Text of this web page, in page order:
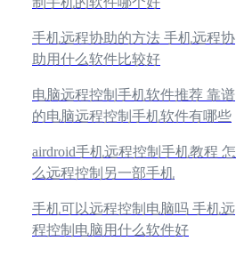
手机远程协助的方法 手机远程协
助用什么软件比较好
电脑远程控制手机软件推荐 靠谱
的电脑远程控制手机软件有哪些
airdroid手机远程控制手机教程 怎
么远程控制另一部手机
手机可以远程控制电脑吗 手机远
程控制电脑用什么软件好